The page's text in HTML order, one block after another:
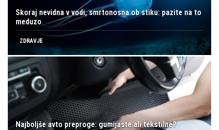
Skoraj nevidna v vodi, smrtonosna ob stiku: pazite na to
meduzo
ZDRAVJE
Najboljše avto preproge: gumijaste ali tekstilne?